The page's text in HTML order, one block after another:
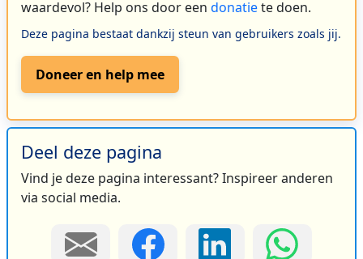
waardevol? Help ons door een donatiete doen.
Deze pagina bestaat dankzij steun van gebruikers zoals jij.
Doneer en help mee
Deel deze pagina
Vind je deze pagina interessant? Inspireer anderen
via social media.